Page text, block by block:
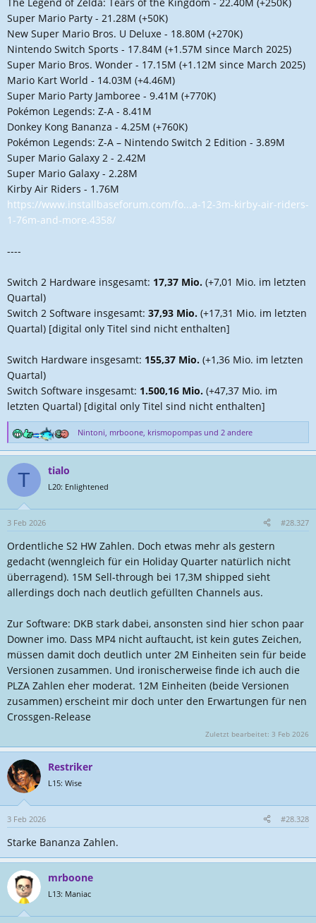
Super Mario Party - 21.28M (+50K)
New Super Mario Bros. U Deluxe - 18.80M (+270K)
Nintendo Switch Sports - 17.84M (+1.57M since March 2025)
Super Mario Bros. Wonder - 17.15M (+1.12M since March 2025)
Mario Kart World - 14.03M (+4.46M)
Super Mario Party Jamboree - 9.41M (+770K)
Pokémon Legends: Z-A - 8.41M
Donkey Kong Bananza - 4.25M (+760K)
Pokémon Legends: Z-A – Nintendo Switch 2 Edition - 3.89M
Super Mario Galaxy 2 - 2.42M
Super Mario Galaxy - 2.28M
Kirby Air Riders - 1.76M
https://www.installbaseforum.com/fo...a-12-3m-kirby-air-riders-
1-76m-and-more.4358/
----
Switch 2 Hardware insgesamt: 17,37 Mio. (+7,01 Mio. im letzten
Quartal)
Switch 2 Software insgesamt: 37,93 Mio. (+17,31 Mio. im letzten
Quartal) [digital only Titel sind nicht enthalten]
Switch Hardware insgesamt: 155,37 Mio. (+1,36 Mio. im letzten
Quartal)
Switch Software insgesamt: 1.500,16 Mio. (+47,37 Mio. im
letzten Quartal) [digital only Titel sind nicht enthalten]
R
e
o
n
n
:
Nintoni, mrboone, krismopompas und 2 andere
T tialo
L20: Enlightened
3 Feb 2026 #28.327
Ordentliche S2 HW Zahlen. Doch etwas mehr als gestern
gedacht (wenngleich für ein Holiday Quarter natürlich nicht
überragend). 15M Sell-through bei 17,3M shipped sieht
allerdings doch nach deutlich gefüllten Channels aus.
Zur Software: DKB stark dabei, ansonsten sind hier schon paar
Downer imo. Dass MP4 nicht auftaucht, ist kein gutes Zeichen,
müssen damit doch deutlich unter 2M Einheiten sein für beide
Versionen zusammen. Und ironischerweise finde ich auch die
PLZA Zahlen eher moderat. 12M Einheiten (beide Versionen
zusammen) erscheint mir doch unter den Erwartungen für nen
Crossgen-Release
Zuletzt bearbeitet: 3 Feb 2026
Restriker
L15: Wise
3 Feb 2026 #28.328
Starke Bananza Zahlen.
mrboone
L13: Maniac